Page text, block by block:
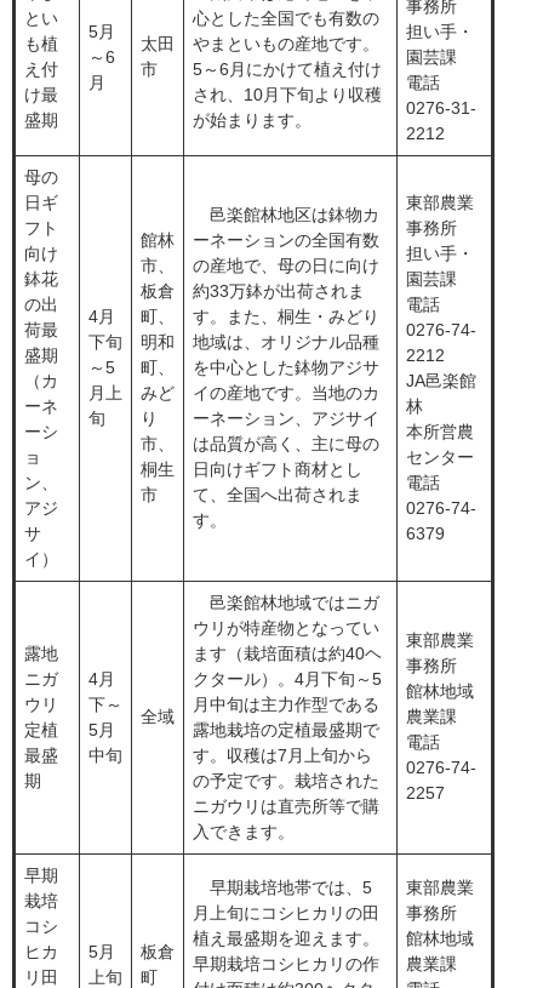
とい
も植
え付
け最
盛期
​5月
～6
月
​太田
市
心とした全国でも有数の
やまといもの産地です。
5～6月にかけて植え付け
され、10月下旬より収穫
が始まります。
事務所
担い手・
園芸課
電話
0276-31-
2212
母の
日ギ
フト
向け
鉢花
の出
荷最
盛期
（カ
ーネ
ーシ
ョ
ン、
アジ
サ
イ）
​4月
下旬
～5
月上
旬
​館林
市、
板倉
町、
明和
町、
みど
り
市、
桐生
市
​ 邑楽館林地区は鉢物カ
ーネーションの全国有数
の産地で、母の日に向け
約33万鉢が出荷されま
す。また、桐生・みどり
地域は、オリジナル品種
を中心とした鉢物アジサ
イの産地です。当地のカ
ーネーション、アジサイ
は品質が高く、主に母の
日向けギフト商材とし
て、全国へ出荷されま
す。
東部農業
事務所
担い手・
園芸課
電話
0276-74-
2212
JA邑楽館
林
本所営農
センター
電話
0276-74-
6379
露地
ニガ
ウリ
定植
最盛
期
4月
下～
5月
中旬
全域
邑楽館林地域ではニガ
ウリが特産物となってい
ます（栽培面積は約40ヘ
クタール）。4月下旬～5
月中旬は主力作型である
露地栽培の定植最盛期で
す。収穫は7月上旬から
の予定です。栽培された
ニガウリは直売所等で購
入できます。
東部農業
事務所
館林地域
農業課
電話
0276-74-
2257
早期
栽培
コシ
ヒカ
リ田
5月
上旬
板倉
町
早期栽培地帯では、5
月上旬にコシヒカリの田
植え最盛期を迎えます。
早期栽培コシヒカリの作
東部農業
事務所
館林地域
農業課